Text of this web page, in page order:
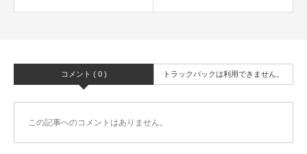
コメント ( 0 ) トラックバックは利用できません。
この記事へのコメントはありません。